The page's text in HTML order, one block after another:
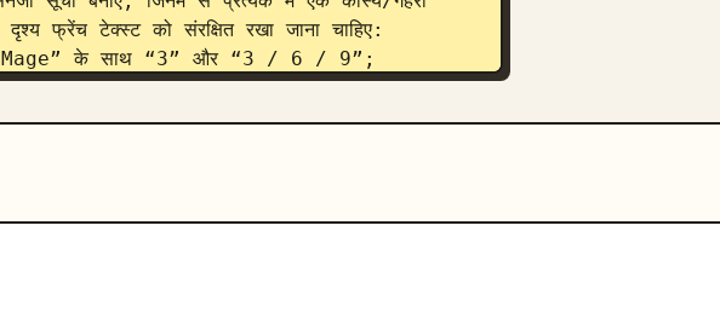
फ्रेंच टेक्स्ट को संरक्षित रखा जाना चाहिए:
के साथ “3” और “3 / 6 / 9”;
के साथ “2” और “2 / 4 / 6”;
साथ “1 / 2”।
पात्र, नीला नकाबपोश पात्र।